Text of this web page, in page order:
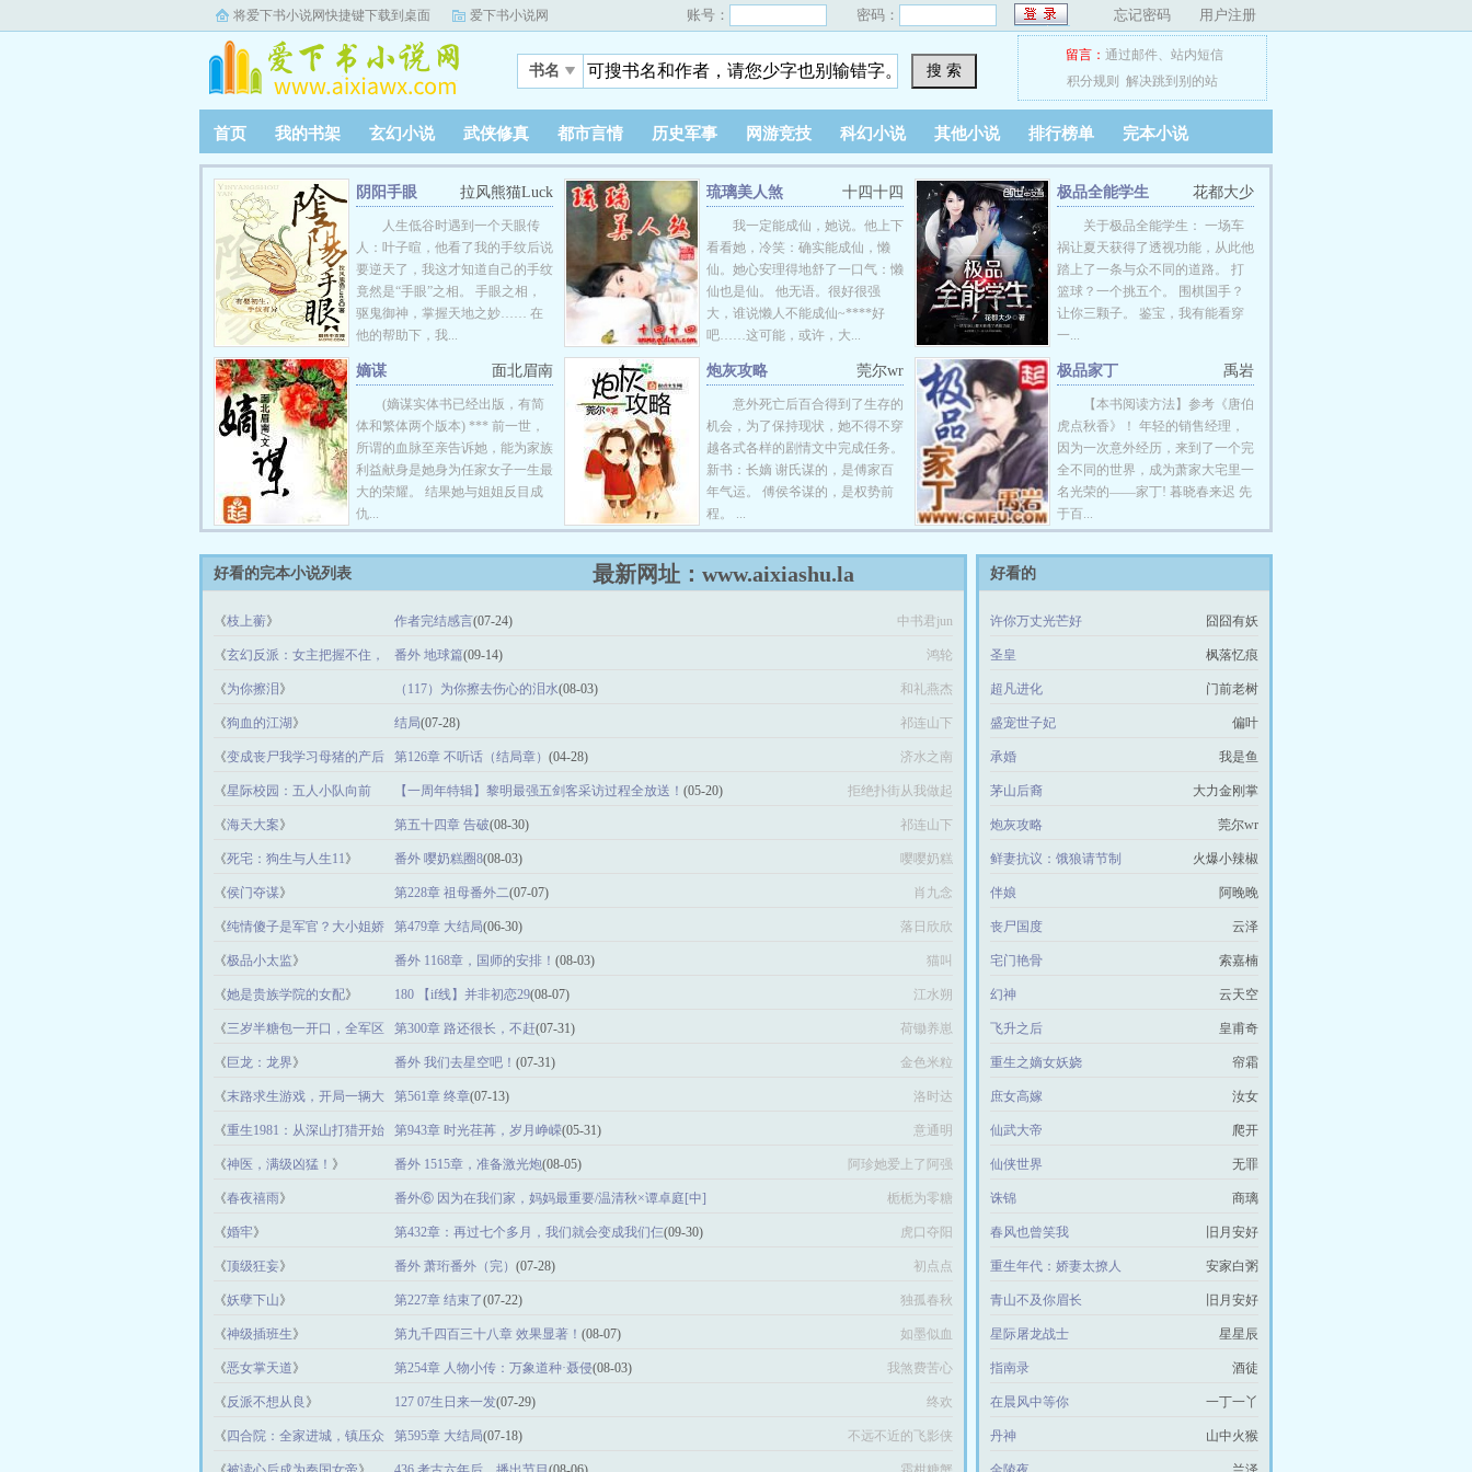
将爱下书小说网快捷键下载到桌面 爱下书小说网 账号： 密码： 忘记密码 用户注册
书名 搜 索
留言： 通过邮件、 站内短信
积分规则
解决跳到别的站
首页 我的书架 玄幻小说 武侠修真 都市言情 历史军事 网游竞技 科幻小说 其他小说 排行榜单 完本小说
拉风熊猫Luck
阴阳手眼
人生低谷时遇到一个天眼传
人：叶子暄，他看了我的手纹后说
要逆天了，我这才知道自己的手纹
竟然是“手眼”之相。 手眼之相，
驱鬼御神，掌握天地之妙…… 在
他的帮助下，我...
十四十四
琉璃美人煞
我一定能成仙，她说。他上下
看看她，冷笑：确实能成仙，懒
仙。她心安理得地舒了一口气：懒
仙也是仙。 他无语。很好很强
大，谁说懒人不能成仙~****好
吧……这可能，或许，大...
花都大少
极品全能学生
关于极品全能学生： 一场车
祸让夏天获得了透视功能，从此他
踏上了一条与众不同的道路。 打
篮球？一个挑五个。 围棋国手？
让你三颗子。 鉴宝，我有能看穿
一...
面北眉南
嫡谋
(嫡谋实体书已经出版，有简
体和繁体两个版本) *** 前一世，
所谓的血脉至亲告诉她，能为家族
利益献身是她身为任家女子一生最
大的荣耀。 结果她与姐姐反目成
仇...
莞尔wr
炮灰攻略
意外死亡后百合得到了生存的
机会，为了保持现状，她不得不穿
越各式各样的剧情文中完成任务。
新书：长嫡 谢氏谋的，是傅家百
年气运。 傅侯爷谋的，是权势前
程。 ...
禹岩
极品家丁
【本书阅读方法】参考《唐伯
虎点秋香》！ 年轻的销售经理，
因为一次意外经历，来到了一个完
全不同的世界，成为萧家大宅里一
名光荣的——家丁! 暮晓春来迟 先
于百...
好看的完本小说列表 最新网址：www.aixiashu.la
《枝上蘅》 作者完结感言(07-24) 中书君jun
《玄幻反派：女主把握不住，
让爹来》
番外 地球篇(09-14) 鸿轮
《为你擦泪 》 （117）为你擦去伤心的泪水(08-03) 和礼燕杰
《狗血的江湖 》 结局(07-28) 祁连山下
《变成丧尸我学习母猪的产后
护理》
第126章 不听话（结局章） (04-28) 济水之南
《星际校园：五人小队向前
冲》
【一周年特辑】黎明最强五剑客采访过程全放送！ (05-20) 拒绝扑街从我做起
《海天大案》 第五十四章 告破(08-30) 祁连山下
《死宅：狗生与人生11》 番外 嘤奶糕圈8(08-03) 嘤嘤奶糕
《侯门夺谋》 第228章 祖母番外二(07-07) 肖九念
《纯情傻子是军官？大小姐娇
宠他 》
第479章 大结局(06-30) 落日欣欣
《极品小太监》 番外 1168章，国师的安排！ (08-03) 猫叫
《她是贵族学院的女配》 180 【if线】并非初恋29(08-07) 江水朔
《三岁半糖包一开口，全军区
泪崩了
第300章 路还很长，不赶(07-31) 荷锄养崽
《 巨龙：龙界》 番外 我们去星空吧！ (07-31) 金色米粒
《末路求生游戏，开局一辆大
巴车》
第561章 终章(07-13) 洛时达
《重生1981：从深山打猎开始
崛起》
第943章 时光荏苒，岁月峥嵘(05-31) 意通明
《神医，满级凶猛！ 》 番外 1515章，准备激光炮(08-05) 阿珍她爱上了阿强
《春夜禧雨》
番外⑥ 因为在我们家，妈妈最重要/温清秋×谭卓庭[中]
(08-04)
栀栀为零糖
《婚牢》 第432章：再过七个多月，我们就会变成我们仨(09-30) 虎口夺阳
《顶级狂妄》 番外 萧珩番外（完） (07-28) 初点点
《妖孽下山》 第227章 结束了(07-22) 独孤春秋
《神级插班生》 第九千四百三十八章 效果显著！ (08-07) 如墨似血
《恶女掌天道》 第254章 人物小传：万象道种·聂侵(08-03) 我煞费苦心
《反派不想从良 》 127 07生日来一发(07-29) 终欢
《 四合院：全家进城，镇压众
禽》
第595章 大结局(07-18) 不远不近的飞影侠
好看的
许你万丈光芒好 囧囧有妖
圣皇 枫落忆痕
超凡进化 门前老树
盛宠世子妃 偏叶
承婚 我是鱼
茅山后裔 大力金刚掌
炮灰攻略 莞尔wr
鲜妻抗议：饿狼请节制 火爆小辣椒
伴娘 阿晚晚
丧尸国度 云泽
宅门艳骨 索嘉楠
幻神 云天空
飞升之后 皇甫奇
重生之嫡女妖娆 帘霜
庶女高嫁 汝女
仙武大帝 爬开
仙侠世界 无罪
诛锦 商璃
春风也曾笑我 旧月安好
重生年代：娇妻太撩人 安家白粥
青山不及你眉长 旧月安好
星际屠龙战士 星星辰
指南录 酒徒
在晨风中等你 一丁一丫
丹神 山中火猴